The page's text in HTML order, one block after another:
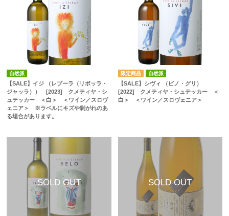
自然派
【SALE】イジ （レブーラ（リボッラ・
ジャッラ）） [2023] クメティヤ・シ
ュテッカー ＜白＞ ＜ワイン／スロヴ
ェニア＞ ※ラベルにキズや剝がれのあ
る場合があります。
自然派
【SALE】シヴィ （ピノ・グリ）
[2022] クメティヤ・シュテッカー ＜
白＞ ＜ワイン／スロヴェニア＞